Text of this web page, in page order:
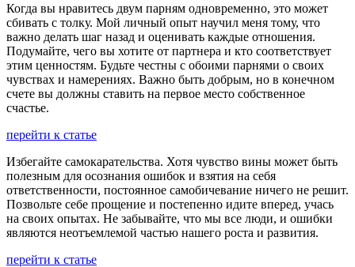
Когда вы нравитесь двум парням одновременно, это может
сбивать с толку. Мой личный опыт научил меня тому, что
важно делать шаг назад и оценивать каждые отношения.
Подумайте, чего вы хотите от партнера и кто соответствует
этим ценностям. Будьте честны с обоими парнями о своих
чувствах и намерениях. Важно быть добрым, но в конечном
счете вы должны ставить на первое место собственное
счастье.
перейти к статье
Избегайте самокарательства. Хотя чувство вины может быть
полезным для осознания ошибок и взятия на себя
ответственности, постоянное самобичевание ничего не решит.
Позвольте себе прощение и постепенно идите вперед, учась
на своих опытах. Не забывайте, что мы все люди, и ошибки
являются неотъемлемой частью нашего роста и развития.
перейти к статье